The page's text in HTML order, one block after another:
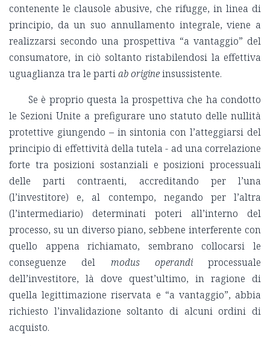
contenente le clausole abusive, che rifugge, in linea di
principio, da un suo annullamento integrale, viene a
realizzarsi secondo una prospettiva “a vantaggio” del
consumatore, in ciò soltanto ristabilendosi la effettiva
uguaglianza tra le partiab origineinsussistente.
Se è proprio questa la prospettiva che ha condotto
le Sezioni Unite a prefigurare uno statuto delle nullità
protettive giungendo – in sintonia con l’atteggiarsi del
principio di effettività della tutela - ad una correlazione
forte tra posizioni sostanziali e posizioni processuali
delle parti contraenti, accreditando per l’una
(l’investitore) e, al contempo, negando per l’altra
(l’intermediario) determinati poteri all’interno del
processo, su un diverso piano, sebbene interferente con
quello appena richiamato, sembrano collocarsi le
conseguenze del modus operandiprocessuale
dell’investitore, là dove quest’ultimo, in ragione di
quella legittimazione riservata e “a vantaggio”, abbia
richiesto l’invalidazione soltanto di alcuni ordini di
acquisto.